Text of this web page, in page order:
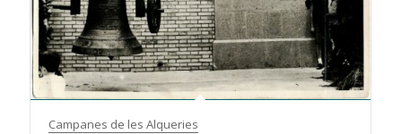
Campanes de les Alqueries